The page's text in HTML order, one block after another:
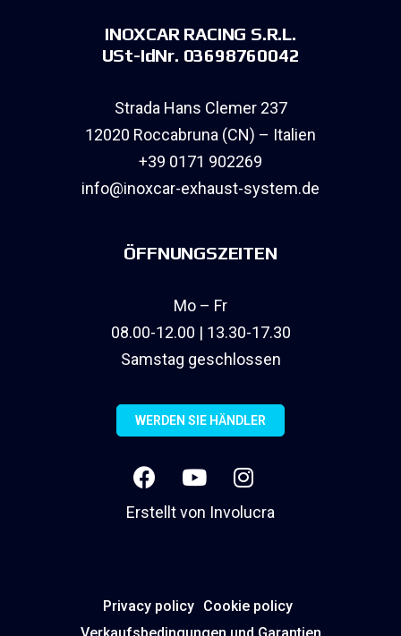
INOXCAR RACING S.R.L.
USt-IdNr. 03698760042
Strada Hans Clemer 237
12020 Roccabruna (CN) – Italien
+39 0171 902269
info@inoxcar-exhaust-system.de
ÖFFNUNGSZEITEN
Mo – Fr
08.00-12.00 | 13.30-17.30
Samstag geschlossen
WERDEN SIE HÄNDLER
Erstellt von Involucra
Privacy policy Cookie policy